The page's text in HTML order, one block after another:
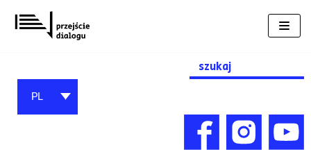
Przejdź
do
Search
for:
PL